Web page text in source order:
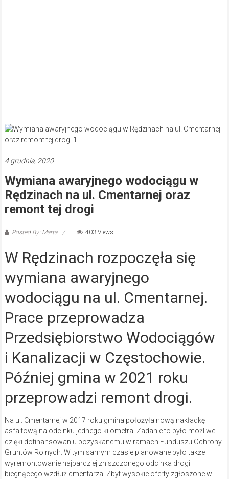
4 grudnia, 2020
Wymiana awaryjnego wodociągu w
Rędzinach na ul. Cmentarnej oraz
remont tej drogi
Posted By: Marta 403 Views
W Rędzinach rozpoczęła się
wymiana awaryjnego
wodociągu na ul. Cmentarnej.
Prace przeprowadza
Przedsiębiorstwo Wodociągów
i Kanalizacji w Częstochowie.
Później gmina w 2021 roku
przeprowadzi remont drogi.
Na ul. Cmentarnej w 2017 roku gmina położyła nową nakładkę
asfaltową na odcinku jednego kilometra. Zadanie to było możliwe
dzięki dofinansowaniu pozyskanemu w ramach Funduszu Ochrony
Gruntów Rolnych. W tym samym czasie planowane było także
wyremontowanie najbardziej zniszczonego odcinka drogi
biegnącego wzdłuż cmentarza. Zbyt wysokie oferty zgłoszone w